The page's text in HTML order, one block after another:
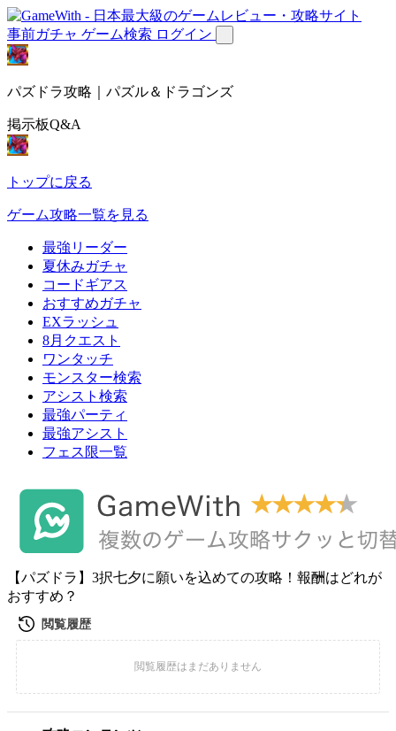
事前ガチャ ゲーム検索 ログイン
パズドラ攻略｜パズル＆ドラゴンズ
掲示板Q&A
トップに戻る
ゲーム攻略一覧を見る
最強リーダー
夏休みガチャ
コードギアス
おすすめガチャ
EXラッシュ
8月クエスト
ワンタッチ
モンスター検索
アシスト検索
最強パーティ
最強アシスト
フェス限一覧
【パズドラ】3択七夕に願いを込めての攻略！報酬はどれが
おすすめ？